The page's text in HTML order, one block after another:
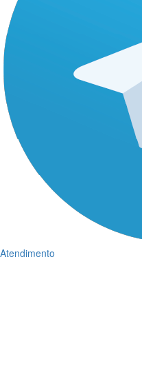
Atendimento